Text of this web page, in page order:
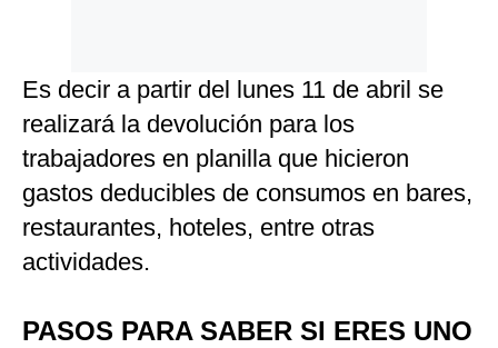
Es decir a partir del lunes 11 de abril se
realizará la devolución para los
trabajadores en planilla que hicieron
gastos deducibles de consumos en bares,
restaurantes, hoteles, entre otras
actividades.
PASOS PARA SABER SI ERES UNO